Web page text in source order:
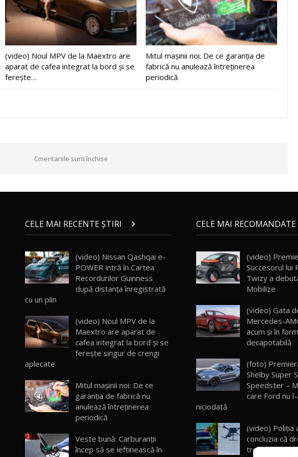
(video) Noul MPV de la Maextro are
aparat de cafea integrat la bord și se
ferește…
Mitul mașinii noi: De ce garanția de
fabrică nu anulează întreținerea
periodică
Cmentariile sunt închise
CELE MAI RECENTE ȘTIRI
(video) Nissan Qashqai e-
POWER intră în Cartea
Recordurilor Guinness
după distanța înregistrată
cu un plin
(video) Noul MPV de la
Maextro are aparat de
cafea integrat la bord și se
ferește singur de crengi
aplecate
Mitul mașinii noi: De ce
garanția de fabrică nu
anulează întreținerea
periodică
Veste bună: Carburanții
încep să se ieftinească în
CELE MAI RECOMANDATE
(video)
Succesorul lui
Twizy a
Mobilize
(video) Gata
Mercedes-
acum și în
decapotabilă
(foto)
Shelby Super
Speedster –
care Ford nu
niciodată
(video) Poliția
concluzia că
trebui ridicate